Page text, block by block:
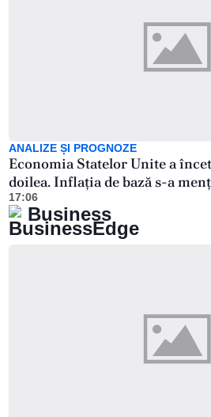
ANALIZE ȘI PROGNOZE
Economia Statelor Unite a
doilea. Inflația de bază s-a
17:06
Business